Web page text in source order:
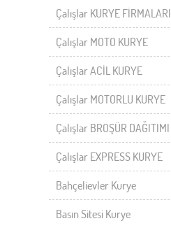
Çalışlar KURYE FİRMALARI
Çalışlar MOTO KURYE
Çalışlar ACİL KURYE
Çalışlar MOTORLU KURYE
Çalışlar BROŞÜR DAĞITIMI
Çalışlar EXPRESS KURYE
Bahçelievler Kurye
Basın Sitesi Kurye